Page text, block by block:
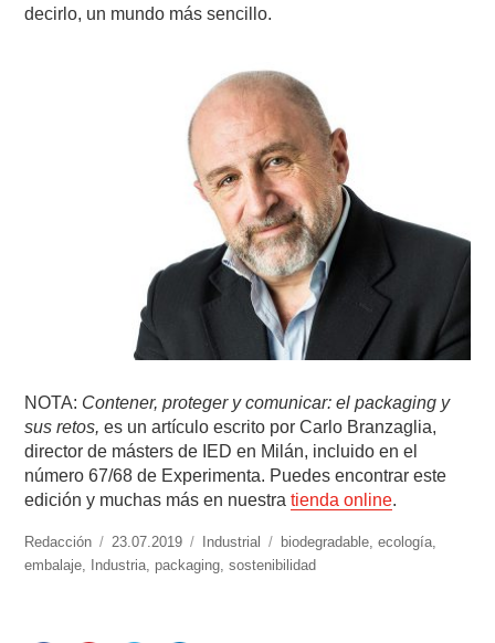
decirlo, un mundo más sencillo.
NOTA: Contener, proteger y comunicar: el packaging y
sus retos,es un artículo escrito por Carlo Branzaglia,
director de másters de IED en Milán, incluido en el
número 67/68 de Experimenta. Puedes encontrar este
edición y muchas más en nuestratienda online.
https://www.experimenta.es/author/redaccion/
Redacción
Publicado
el
23.07.2019 Categorías
Industrial Etiquetas
biodegradable,ecología,
embalaje, Industria, packaging,sostenibilidad